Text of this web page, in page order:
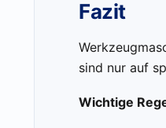
Fazit
sind nur auf
Wichtige